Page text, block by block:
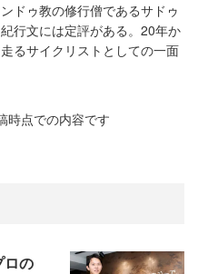
ドゥ教の修行僧であるサドゥ
行文には定評がある。20年か
るサイクリストとしての一面
時点での内容です
ロの